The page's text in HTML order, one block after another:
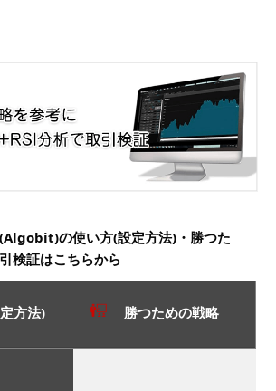
の使い方(設定方法)・勝つた
検証はこちらから
方法) 勝つための戦略